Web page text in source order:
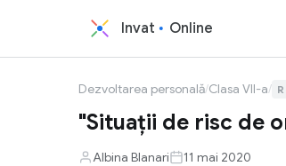
Invat Online
Dezvoltarea personală/Clasa VII-a/
"Situaţii de risc de
Albina Blanari 11 mai 2020